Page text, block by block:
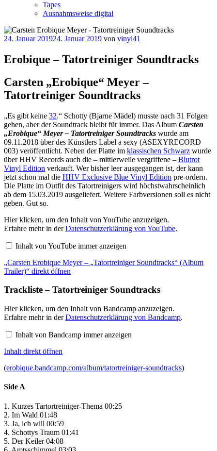
Tapes
Ausnahmsweise digital
Veröffentlicht
24. Januar 201924. Januar 2019 von vinyl41
Erobique – Tatortreiniger Soundtracks
Carsten „Erobique“ Meyer –
Tatortreiniger Soundtracks
„Es gibt keine 32.“ Schotty (Bjarne Mädel) musste nach 31 Folgen
gehen, aber der Soundtrack bleibt für immer. Das Album Carsten
„Erobique“ Meyer – Tatortreiniger Soundtracks wurde am
09.11.2018 über des Künstlers Label a sexy ‎(ASEXYRECORD
003) veröffentlicht. Neben der Platte im klassischen Schwarz wurde
über HHV Records auch die – mittlerweile vergriffene – Blutrot
Vinyl Edition verkauft. Wer bisher leer ausgegangen ist, der kann
jetzt schon mal die HHV Exclusive Blue Vinyl Edition pre-ordern.
Die Platte im Outfit des Tatortreinigers wird höchstwahrscheinlich
ab dem 15.03.2019 ausgeliefert. Weitere Farbversionen soll es nicht
geben. Gut so.
„Carsten
Erobique
Meyer
„Tatortreiniger
(Album
Trailer)“
von
anzeigen
Hier klicken, um den Inhalt von YouTube anzuzeigen.
Erfahre mehr in derDatenschutzerklärung von YouTube.
Inhalt von YouTube immer anzeigen
„Carsten Erobique Meyer – „Tatortreiniger Soundtracks“ (Album
Trailer)“ direkt öffnen
Trackliste – Tatortreiniger Soundtracks
Inhalt
von
Bandcamp
anzeigen
Hier klicken, um den Inhalt von Bandcamp anzuzeigen.
Erfahre mehr in derDatenschutzerklärung von Bandcamp.
Inhalt von Bandcamp immer anzeigen
Inhalt direkt öffnen
(erobique.bandcamp.com/album/tatortreiniger-soundtracks)
Side A
1. Kurzes Tartortreiniger-Thema 00:25
2. Im Wald 01:48
3. Ja, ich will 00:59
4. Schottys Traum 01:41
5. Der Keiler 04:08